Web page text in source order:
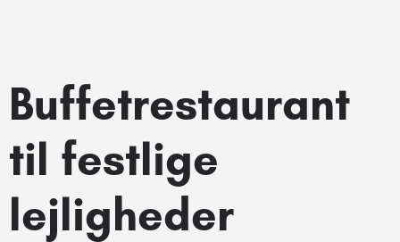
Buffetrestaurant
til festlige
lejligheder